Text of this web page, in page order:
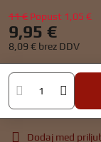
11 € Popust 1,05 €
9,95 €
8,09 € brez DDV
Dodaj med